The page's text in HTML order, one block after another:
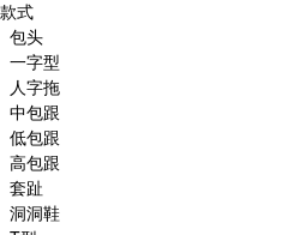
款式
包头
一字型
人字拖
中包跟
低包跟
高包跟
套趾
洞洞鞋